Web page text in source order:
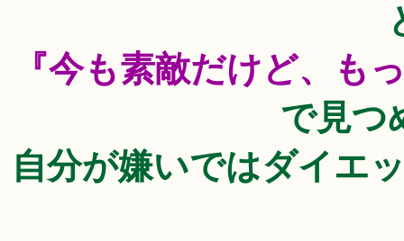
『今も素敵だけど、も
で見つ
自分が嫌いではダイエ